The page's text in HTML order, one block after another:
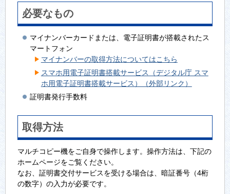
必要なもの
マイナンバーカードまたは、電子証明書が搭載されたス
マートフォン
マイナンバーの取得方法についてはこちら
スマホ用電子証明書搭載サービス（デジタル庁 スマ
ホ用電子証明書搭載サービス）（外部リンク）
証明書発行手数料
取得方法
マルチコピー機をご自身で操作します。操作方法は、下記の
ホームページをご覧ください。
なお、証明書交付サービスを受ける場合は、暗証番号（4桁
の数字）の入力が必要です。